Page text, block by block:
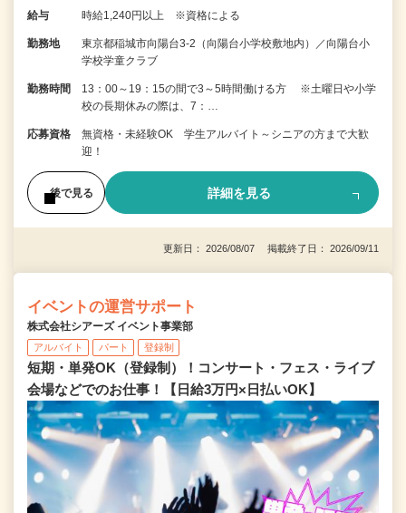
給与 時給1,240円以上 ※資格による
勤務地
東京都稲城市向陽台3-2（向陽台小学校敷地内）／向陽台小
学校学童クラブ
勤務時間
13：00～19：15の間で3～5時間働ける方 ※土曜日や小学
校の長期休みの際は、7：…
応募資格
無資格・未経験OK 学生アルバイト～シニアの方まで大歓
迎！
後で見る 詳細を見る
更新日： 2026/08/07 掲載終了日： 2026/09/11
イベントの運営サポート
株式会社シアーズ イベント事業部
アルバイト パート 登録制
短期・単発OK（登録制）！コンサート・フェス・ライブ
会場などでのお仕事！【日給3万円×日払いOK】